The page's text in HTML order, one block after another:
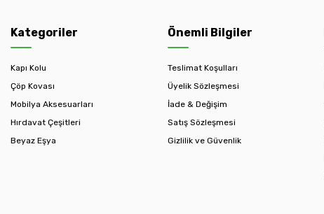
Kategoriler
Kapı Kolu
Çöp Kovası
Mobilya Aksesuarları
Hırdavat Çeşitleri
Beyaz Eşya
Önemli Bilgiler
Teslimat Koşulları
Üyelik Sözleşmesi
İade & Değişim
Satış Sözleşmesi
Gizlilik ve Güvenlik